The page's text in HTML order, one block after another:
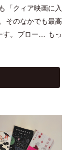
「クィア映画に入
そのなかでも最高
す。ブロー… もっ